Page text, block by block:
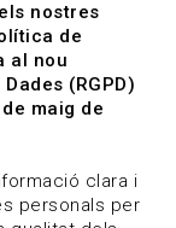
nostres
de
al nou
(RGPD)
maig de
clara i
personals per